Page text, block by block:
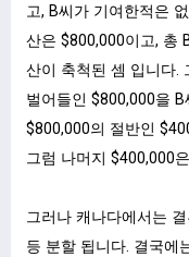
고, B씨가 기여한적은
산은 $800,000이고, 총
산이 축척된 셈 입니다.
벌어들인 $800,000을
$800,000의 절반인
그럼 나머지 $400,000
그러나 캐나다에서는
등 분할 됩니다. 결국에